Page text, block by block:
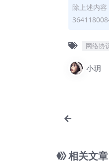
除上述内
网络协
小玥
相关文章